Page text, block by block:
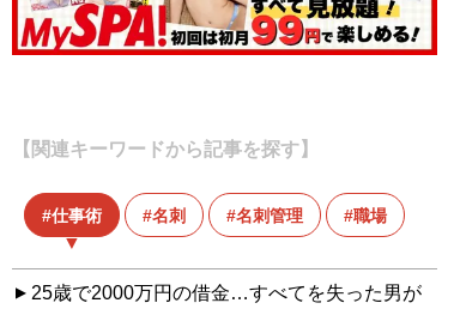
【関連キーワードから記事を探す】
仕事術 名刺 名刺管理 職場
25歳で2000万円の借金…すべてを失った男が